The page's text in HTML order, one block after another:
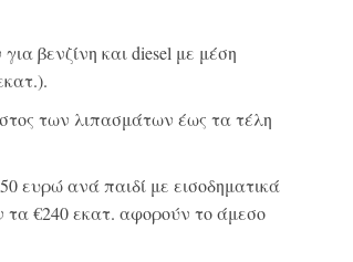
βενζίνη και diesel με μέση
των λιπασμάτων έως τα τέλη
ευρώ ανά παιδί με εισοδηματικά
τα €240 εκατ. αφορούν το άμεσο